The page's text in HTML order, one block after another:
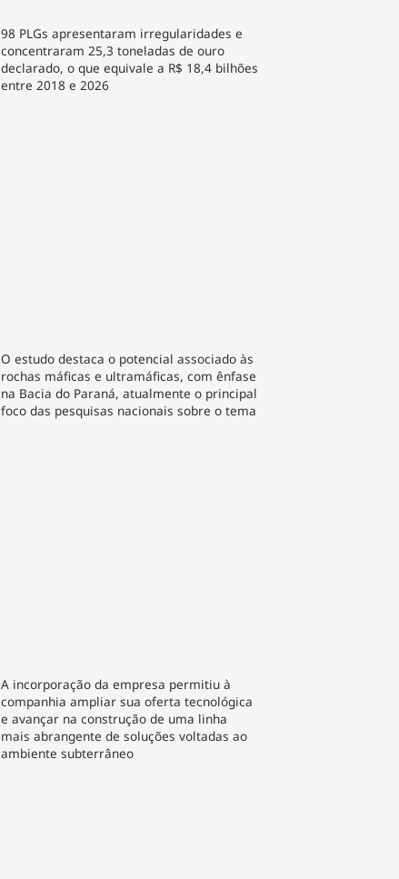
98 PLGs apresentaram irregularidades e
concentraram 25,3 toneladas de ouro
declarado, o que equivale a R$ 18,4 bilhões
entre 2018 e 2026
O estudo destaca o potencial associado às
rochas máficas e ultramáficas, com ênfase
na Bacia do Paraná, atualmente o principal
foco das pesquisas nacionais sobre o tema
A incorporação da empresa permitiu à
companhia ampliar sua oferta tecnológica
e avançar na construção de uma linha
mais abrangente de soluções voltadas ao
ambiente subterrâneo